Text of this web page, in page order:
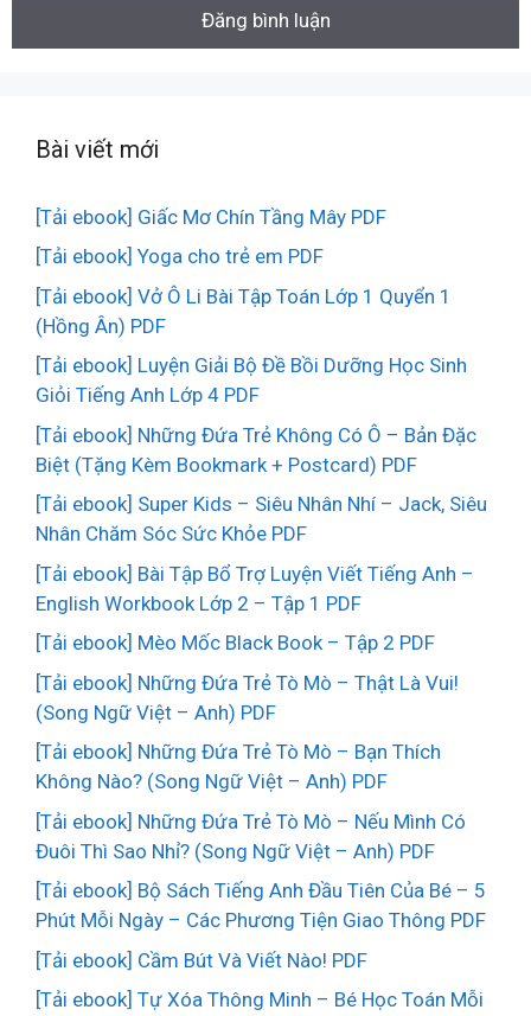
Bài viết mới
[Tải ebook] Giấc Mơ Chín Tầng Mây PDF
[Tải ebook] Yoga cho trẻ em PDF
[Tải ebook] Vở Ô Li Bài Tập Toán Lớp 1 Quyển 1
(Hồng Ân) PDF
[Tải ebook] Luyện Giải Bộ Đề Bồi Dưỡng Học Sinh
Giỏi Tiếng Anh Lớp 4 PDF
[Tải ebook] Những Đứa Trẻ Không Có Ô – Bản Đặc
Biệt (Tặng Kèm Bookmark + Postcard) PDF
[Tải ebook] Super Kids – Siêu Nhân Nhí – Jack, Siêu
Nhân Chăm Sóc Sức Khỏe PDF
[Tải ebook] Bài Tập Bổ Trợ Luyện Viết Tiếng Anh –
English Workbook Lớp 2 – Tập 1 PDF
[Tải ebook] Mèo Mốc Black Book – Tập 2 PDF
[Tải ebook] Những Đứa Trẻ Tò Mò – Thật Là Vui!
(Song Ngữ Việt – Anh) PDF
[Tải ebook] Những Đứa Trẻ Tò Mò – Bạn Thích
Không Nào? (Song Ngữ Việt – Anh) PDF
[Tải ebook] Những Đứa Trẻ Tò Mò – Nếu Mình Có
Đuôi Thì Sao Nhỉ? (Song Ngữ Việt – Anh) PDF
[Tải ebook] Bộ Sách Tiếng Anh Đầu Tiên Của Bé – 5
Phút Mỗi Ngày – Các Phương Tiện Giao Thông PDF
[Tải ebook] Cầm Bút Và Viết Nào! PDF
[Tải ebook] Tự Xóa Thông Minh – Bé Học Toán Mỗi